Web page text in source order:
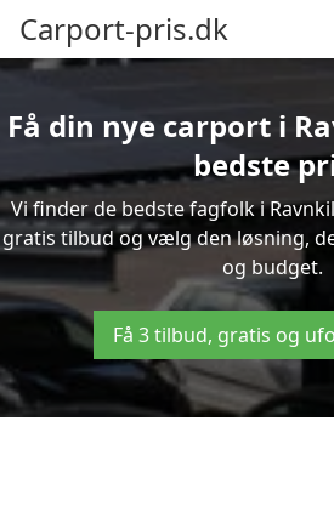
Carport-pris.dk
Få din nye carport i
bedste
Vi finder de bedste fagfolk i
gratis tilbud og vælg den løsning,
og budget.
Få 3 tilbud, gratis og